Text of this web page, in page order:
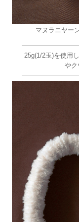
マヌラニヤー
25g(1/2玉)を使用
やク